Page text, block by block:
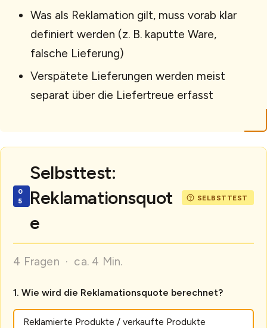
Was als Reklamation gilt, muss vorab klar
definiert werden (z. B. kaputte Ware,
falsche Lieferung)
Verspätete Lieferungen werden meist
separat über die Liefertreue erfasst
Selbsttest:
Reklamationsquot
e
4 Fragen · ca. 4 Min.
Wie wird die Reklamationsquote berechnet?
Reklamierte Produkte / verkaufte Produkte